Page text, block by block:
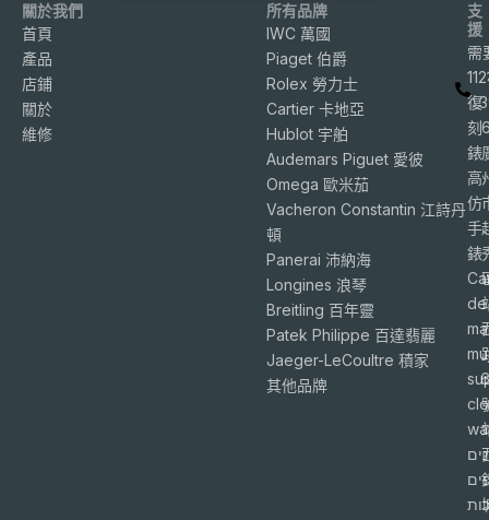
關於我們
首頁
產品
店鋪
關於
維修
所有品牌
IWC 萬國
Piaget 伯爵
Rolex 勞力士
Cartier 卡地亞
Hublot 宇舶
Audemars Piguet 愛彼
Omega 歐米茄
Vacheron Constantin 江詩丹
頓
Panerai 沛納海
Longines 浪琴
Breitling 百年靈
Patek Philippe 百達翡麗
Jaeger-LeCoultre 積家
其他品牌
支
援
需
復
刻
錶
高
仿
手
錶
de